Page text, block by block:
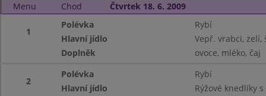
Menu
Chod Čtvrtek 18. 6. 2009
1
Polévka
Rybí
Hlavní jídlo
Vepř. vrabci, zelí,
Doplněk
ovoce, mléko, čaj
2
Polévka
Rybí
Hlavní jídlo
Rýžové knedlíky